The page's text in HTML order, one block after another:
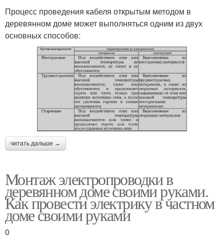
Процесс проведения кабеля открытым методом в
деревянном доме может выполняться одним из двух
основных способов:
читать дальше →
Монтаж электропроводки в
деревянном доме своими руками.
Как провести электрику в частном
доме своими руками
0